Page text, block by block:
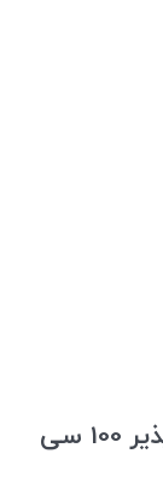
میکروست سوپا با بورت انعطاف پذیر 100 سی